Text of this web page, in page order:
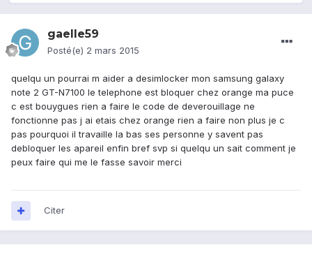
gaelle59
Posté(e) 2 mars 2015
quelqu un pourrai m aider a desimlocker mon samsung galaxy
note 2 GT-N7100 le telephone est bloquer chez orange ma puce
c est bouygues rien a faire le code de deverouillage ne
fonctionne pas j ai etais chez orange rien a faire non plus je c
pas pourquoi il travaille la bas ses personne y savent pas
debloquer les apareil enfin bref svp si quelqu un sait comment je
peux faire qui me le fasse savoir merci
Citer